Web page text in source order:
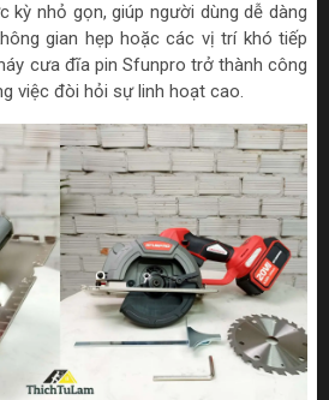
kỳ nhỏ gọn, giúp người dùng dễ dàng
gian hẹp hoặc các vị trí khó tiếp
cưa đĩa pin Sfunpro trở thành công
việc đòi hỏi sự linh hoạt cao.